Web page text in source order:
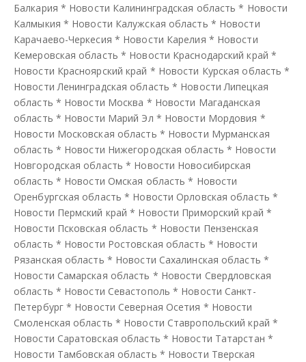
Балкария * Новости Калининградская область * Новости
Калмыкия * Новости Калужская область * Новости
Карачаево-Черкесия * Новости Карелия * Новости
Кемеровская область * Новости Краснодарский край *
Новости Красноярский край * Новости Курская область *
Новости Ленинградская область * Новости Липецкая
область * Новости Москва * Новости Магаданская
область * Новости Марий Эл * Новости Мордовия *
Новости Московская область * Новости Мурманская
область * Новости Нижегородская область * Новости
Новгородская область * Новости Новосибирская
область * Новости Омская область * Новости
Оренбургская область * Новости Орловская область *
Новости Пермский край * Новости Приморский край *
Новости Псковская область * Новости Пензенская
область * Новости Ростовская область * Новости
Рязанская область * Новости Сахалинская область *
Новости Самарская область * Новости Свердловская
область * Новости Севастополь * Новости Санкт-
Петербург* Новости Северная Осетия * Новости
Смоленская область * Новости Ставропольский край *
Новости Саратовская область * Новости Татарстан *
Новости Тамбовская область * Новости Тверская